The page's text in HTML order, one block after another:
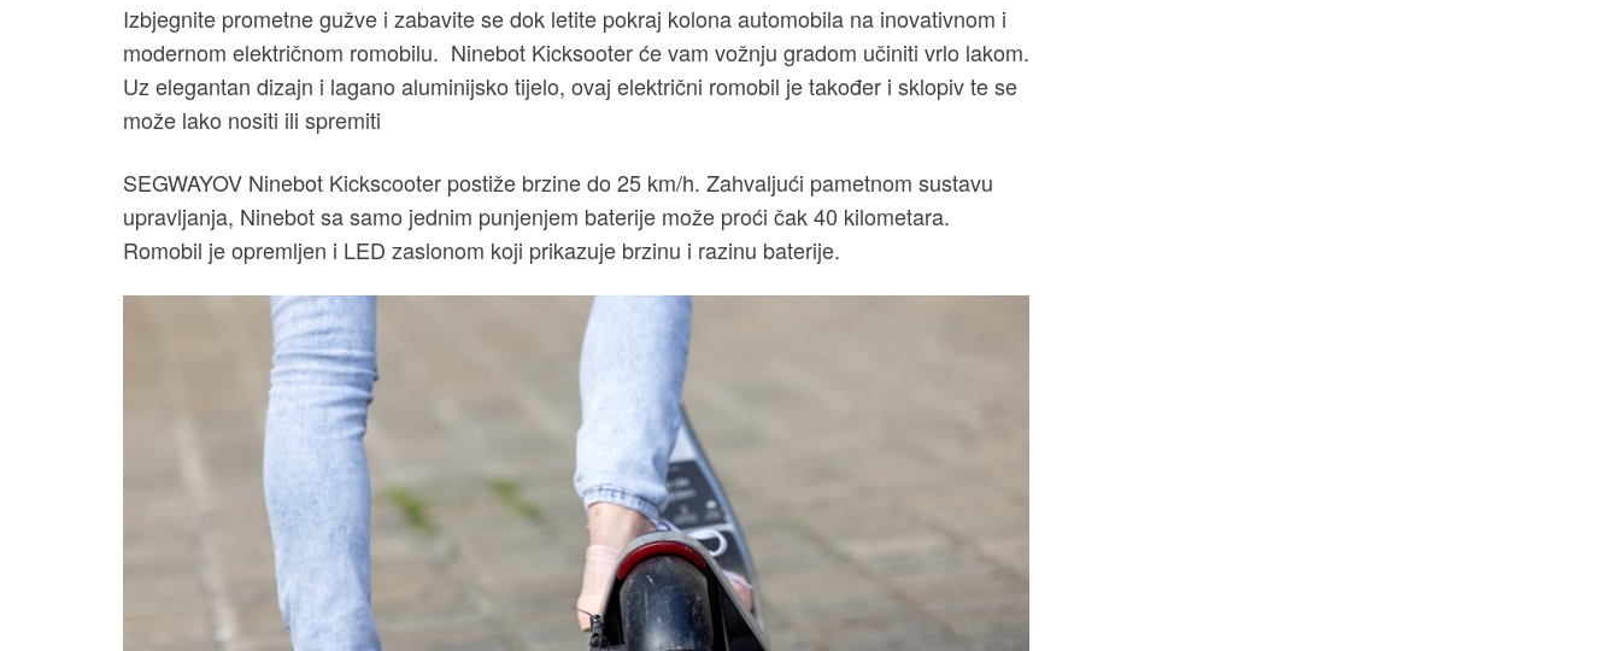
Izbjegnite prometne gužve i zabavite se dok letite pokraj kolona automobila na inovativnom i
modernom električnom romobilu. Ninebot Kicksooter će vam vožnju gradom učiniti vrlo lakom.
Uz elegantan dizajn i lagano aluminijsko tijelo, ovaj električni romobil je također i sklopiv te se
može lako nositi ili spremiti
SEGWAYOV Ninebot Kickscooter postiže brzine do 25 km/h. Zahvaljući pametnom sustavu
upravljanja, Ninebot sa samo jednim punjenjem baterije može proći čak 40 kilometara.
Romobil je opremljen i LED zaslonom koji prikazuje brzinu i razinu baterije.